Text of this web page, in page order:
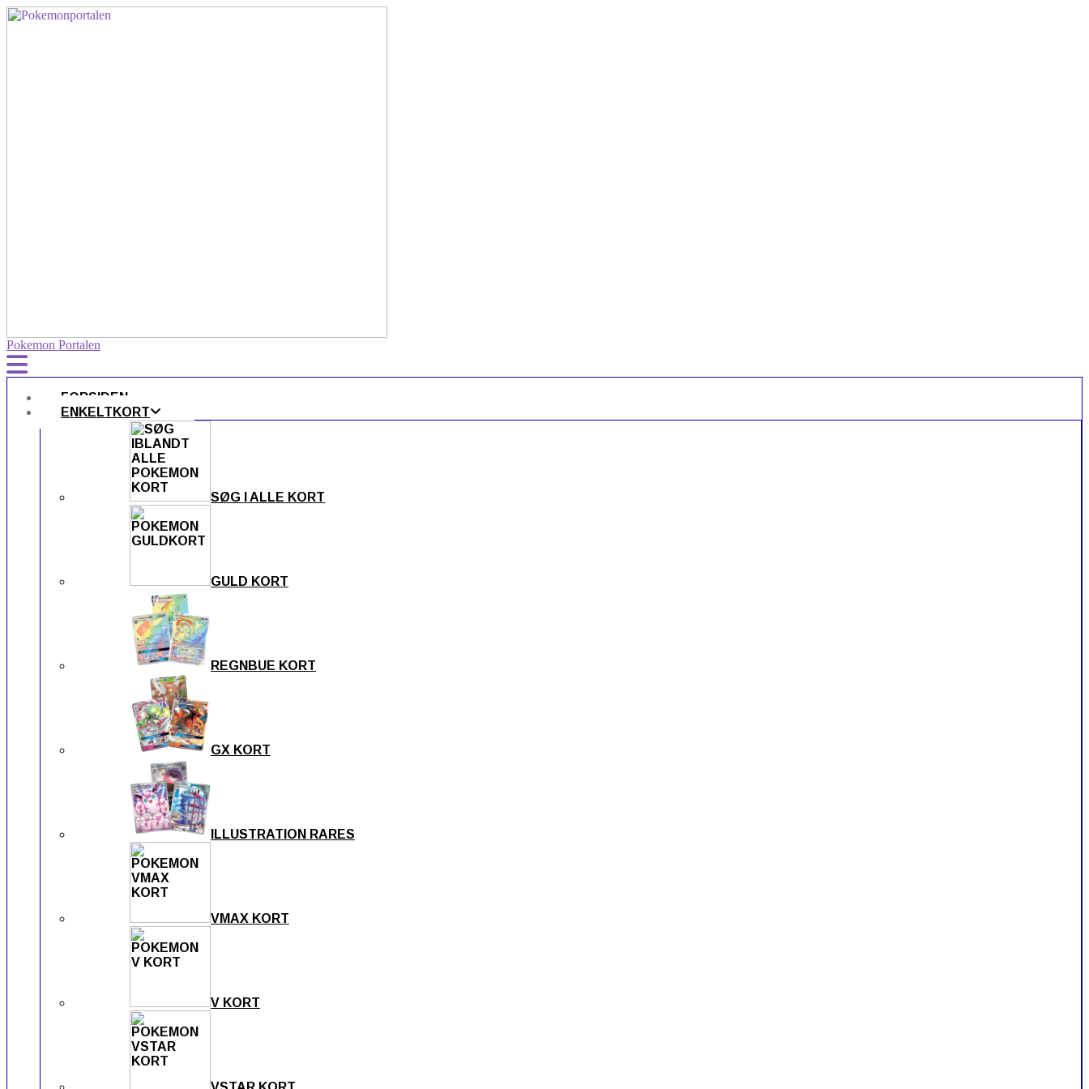
Pokemon Portalen
FORSIDEN
ENKELTKORT
SØG I ALLE KORT
GULD KORT
REGNBUE KORT
GX KORT
ILLUSTRATION RARES
VMAX KORT
V KORT